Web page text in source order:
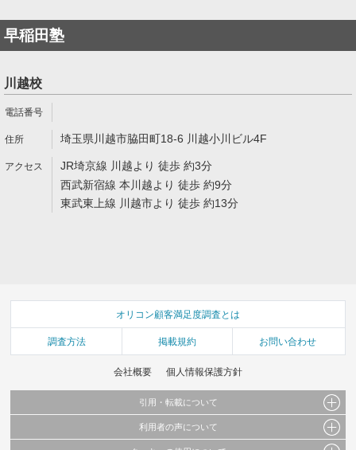
早稲田塾
川越校
埼玉県川越市脇田町18-6 川越小川ビル4F
JR埼京線 川越より 徒歩 約3分
西武新宿線 本川越より 徒歩 約9分
東武東上線 川越市より 徒歩 約13分
オリコン顧客満足度調査とは
調査方法 掲載規約 お問い合わせ
会社概要 個人情報保護方針
引用・転載について
当サイトで公開されている情報（文字、写真、イラスト、画像データ等）及びこれらの配
利用者の声について